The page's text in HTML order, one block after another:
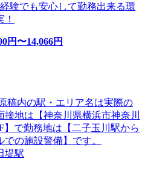
験でも安心して勤務出来る環
円〜14,066円
稿内の駅・エリア名は実際の
地は【神奈川県横浜市神奈川
】で勤務地は【二子玉川駅から
の施設警備】です。
堤駅